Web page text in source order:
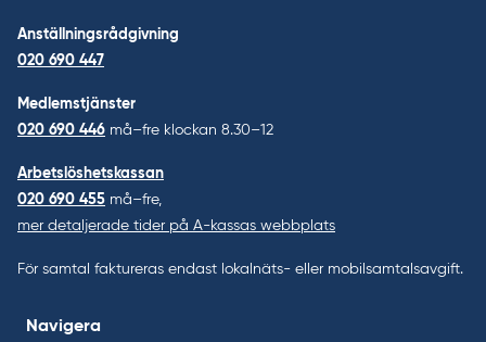
Anställningsrådgivning
020 690 447
Medlemstjänster
020 690 446 må–fre klockan 8.30–12
Arbetslöshetskassan
020 690 455 må–fre,
mer detaljerade tider på A-kassas webbplats
För samtal faktureras endast lokalnäts- eller mobilsamtalsavgift.
Navigera